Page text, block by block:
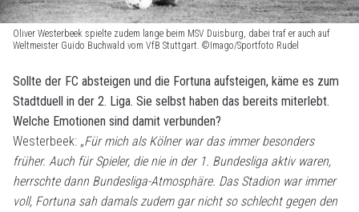
Oliver Westerbeek spielte zudem lange beim MSV Duisburg, dabei traf er auch auf
Weltmeister Guido Buchwald vom VfB Stuttgart. ©Imago/Sportfoto Rudel
Sollte der FC absteigen und die Fortuna aufsteigen, käme es zum
Stadtduell in der 2. Liga. Sie selbst haben das bereits miterlebt.
Welche Emotionen sind damit verbunden?
Westerbeek: „Für mich als Kölner war das immer besonders
früher. Auch für Spieler, die nie in der 1. Bundesliga aktiv waren,
herrschte dann Bundesliga-Atmosphäre. Das Stadion war immer
voll, Fortuna sah damals zudem gar nicht so schlecht gegen den